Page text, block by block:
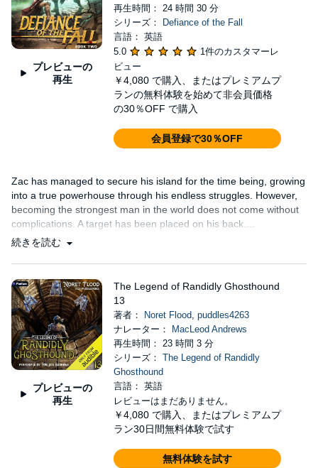
プレビューの
再生
再生時間： 24 時間 30 分
シリーズ：
Defiance of the Fall
言語： 英語
5.0
1件のカスタマーレ
ビュー
￥4,080 で購入、またはプレミアムプ
ランの無料体験を始めて非会員価格
の30％OFF で購入
会員登録で30％OFF
Zac has managed to secure his island for the time being, growing
into a true powerhouse through his endless struggles. However,
becoming the strongest man in the world does not come without
complications. A target has been placed on his back....
続きを読む
プレビューの
再生
The Legend of Randidly Ghosthound
13
著者： Noret Flood, puddles4263
ナレーター：
MacLeod Andrews
再生時間： 23 時間 3 分
シリーズ： The Legend of Randidly
Ghosthound
言語： 英語
レビューはまだありません。
￥4,080 で購入、またはプレミアムプ
ラン30日間無料体験で試す
無料体験を試す